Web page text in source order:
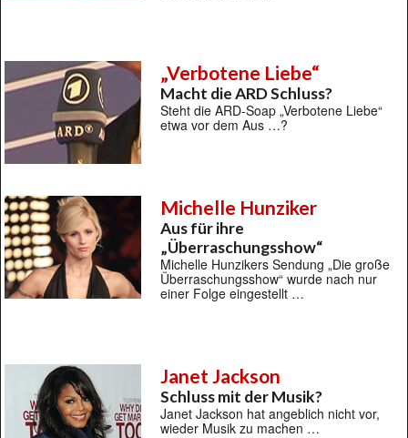
„Verbotene Liebe“
Macht die ARD Schluss?
Steht die ARD-Soap „Verbotene Liebe“
etwa vor dem Aus …?
Michelle Hunziker
Aus für ihre
„Überraschungsshow“
Michelle Hunzikers Sendung „Die große
Überraschungsshow“ wurde nach nur
einer Folge eingestellt …
Janet Jackson
Schluss mit der Musik?
Janet Jackson hat angeblich nicht vor,
wieder Musik zu machen …